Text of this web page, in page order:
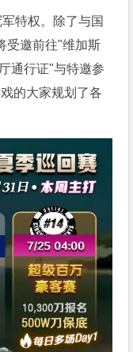
特权。除了与国
受邀前往"维加斯
通行证"与特邀参
的大家规划了各